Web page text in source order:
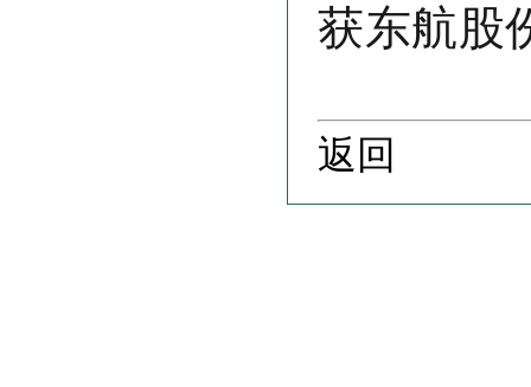
获东航股
返回